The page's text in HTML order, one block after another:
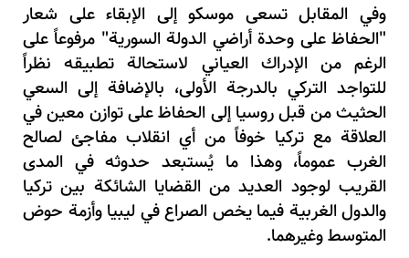
وفي المقابل تسعى موسكو إلى الإبقاء على شعار
"الحفاظ على وحدة أراضي الدولة السورية" مرفوعاً على
الرغم من الإدراك العياني لاستحالة تطبيقه نظراً
للتواجد التركي بالدرجة الأولى، بالإضافة إلى السعي
الحثيث من قبل روسيا إلى الحفاظ على توازن معين في
العلاقة مع تركيا خوفاً من أي انقلاب مفاجئ لصالح
الغرب عموماً، وهذا ما يُستبعد حدوثه في المدى
القريب لوجود العديد من القضايا الشائكة بين تركيا
والدول الغربية فيما يخص الصراع في ليبيا وأزمة حوض
المتوسط وغيرهما.